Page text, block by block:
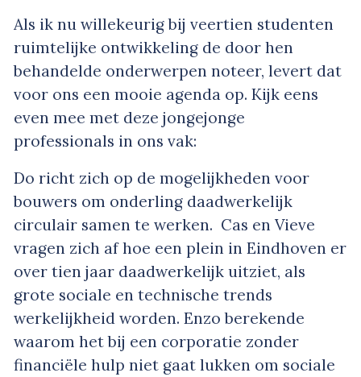
Als ik nu willekeurig bij veertien studenten
ruimtelijke ontwikkeling de door hen
behandelde onderwerpen noteer, levert dat
voor ons een mooie agenda op. Kijk eens
even mee met deze jongejonge
professionals in ons vak:
Do richt zich op de mogelijkheden voor
bouwers om onderling daadwerkelijk
circulair samen te werken. Cas en Vieve
vragen zich af hoe een plein in Eindhoven er
over tien jaar daadwerkelijk uitziet, als
grote sociale en technische trends
werkelijkheid worden. Enzo berekende
waarom het bij een corporatie zonder
financiële hulp niet gaat lukken om sociale